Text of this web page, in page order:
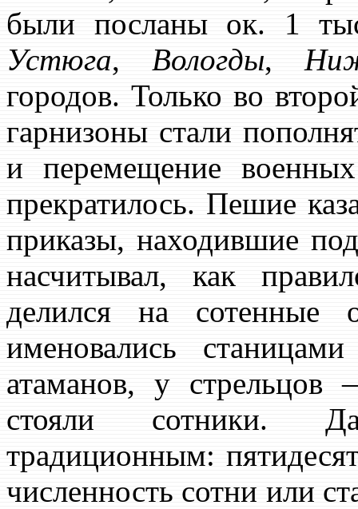
были посланы ок. 1
Устюга, Вологды,
городов. Только во
гарнизоны стали
и перемещение
прекратилось. Пешие
приказы, находившие
насчитывал, как
делился на сотенные
именовались
атаманов, у
стояли сотники.
традиционным:
численность сотни или